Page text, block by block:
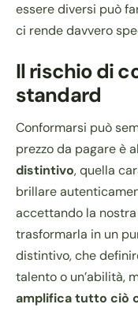
essere diversi può
ci rende davvero
Il rischio di
standard
Conformarsi può
prezzo da pagare è
distintivo, quella
brillare
accettando la
trasformarla in un
distintivo, che
talento o un’abilità,
amplifica tutto ciò